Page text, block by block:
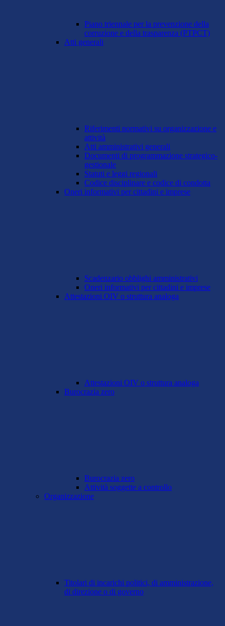
Piano triennale per la prevenzione della
corruzione e della trasparenza (PTPCT)
Atti generali
Riferimenti normativi su organizzazione e
attività
Atti amministrativi generali
Documenti di programmazione strategico-
gestionale
Statuti e leggi regionali
Codice disciplinare e codice di condotta
Oneri informativi per cittadini e imprese
Scadenzario obblighi amministrativi
Oneri informativi per cittadini e imprese
Attestazioni OIV o struttura analoga
Attestazioni OIV o struttura analoga
Burocrazia zero
Burocrazia zero
Attività soggette a controllo
Organizzazione
Titolari di incarichi politici, di amministrazione,
di direzione o di governo